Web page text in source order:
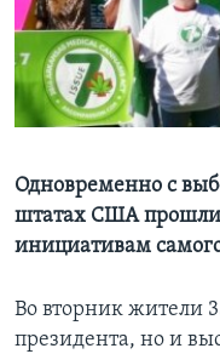
Learning English
СОЦИАЛЬНЫЕ СЕТИ
Языки
Одновременно с
штатах США
инициативам
Во вторник жители
президента, но и